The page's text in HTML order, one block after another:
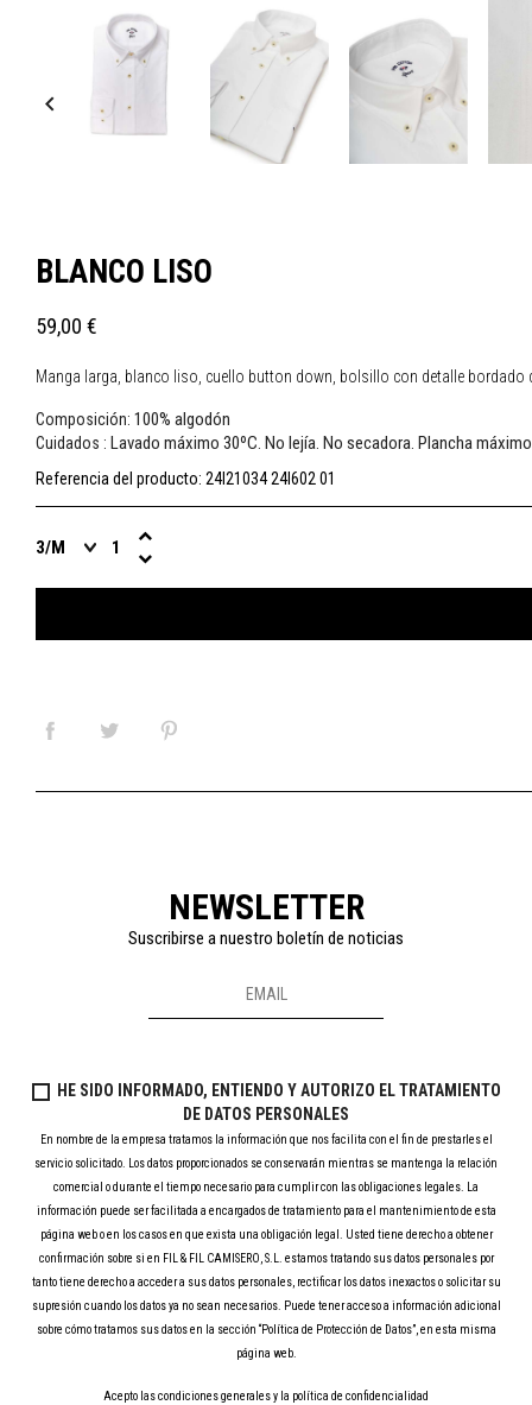

BLANCO LISO
59,00 €
Manga larga, blanco liso, cuello button down, bolsillo con detalle
Composición: 100% algodón
Cuidados : Lavado máximo 30ºC. No lejía. No secadora. Plancha
Referencia del producto: 24I21034 24I602 01
NEWSLETTER
Suscribirse a nuestro boletín de noticias
HE SIDO INFORMADO, ENTIENDO Y AUTORIZO EL TRATAMIENTO
DE DATOS PERSONALES
En nombre de la empresa tratamos la información que nos facilita con el fin de prestarles el
servicio solicitado. Los datos proporcionados se conservarán mientras se mantenga la relación
comercial o durante el tiempo necesario para cumplir con las obligaciones legales. La
información puede ser facilitada a encargados de tratamiento para el mantenimiento de esta
página web o en los casos en que exista una obligación legal. Usted tiene derecho a obtener
confirmación sobre si en FIL & FIL CAMISERO, S.L. estamos tratando sus datos personales por
tanto tiene derecho a acceder a sus datos personales, rectificar los datos inexactos o solicitar su
supresión cuando los datos ya no sean necesarios. Puede tener acceso a información adicional
sobre cómo tratamos sus datos en la sección “Política de Protección de Datos”, en esta misma
página web.
Acepto las condiciones generales y la política de confidencialidad